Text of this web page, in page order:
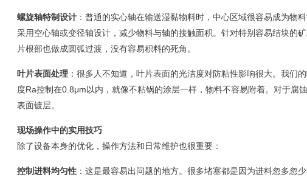
螺旋轴特制设计 ：普通的实心轴在输送湿黏物料时，中心区域很容易成为物
采用空心轴或变径轴设计，减少物料与轴的接触面积。针对特别容易结块的
片根部也做成圆弧过渡，没有容易积料的死角。
叶片表面处理 ：很多人不知道，叶片表面的光洁度对防粘性影响很大。我们
度Ra控制在0.8μm以内，就像不粘锅的涂层一样，物料不容易附着。对于腐
表面镀层。
现场操作中的实用技巧
除了设备本身的优化，操作方法和日常维护也很重要：
控制进料均匀性 ：这是最容易出问题的地方。很多堵塞都是因为进料忽多忽